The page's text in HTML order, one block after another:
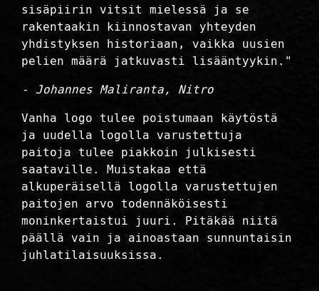
sisäpiirin vitsit mielessä ja se
rakentaakin kiinnostavan yhteyden
yhdistyksen historiaan, vaikka uusien
pelien määrä jatkuvasti lisääntyykin."
- Johannes Maliranta, Nitro
Vanha logo tulee poistumaan käytöstä
ja uudella logolla varustettuja
paitoja tulee piakkoin julkisesti
saataville. Muistakaa että
alkuperäisellä logolla varustettujen
paitojen arvo todennäköisesti
moninkertaistui juuri. Pitäkää niitä
päällä vain ja ainoastaan sunnuntaisin
juhlatilaisuuksissa.